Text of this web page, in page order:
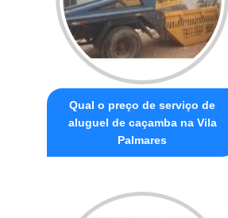
Qual o preço de serviço de
aluguel de caçamba na Vila
Palmares